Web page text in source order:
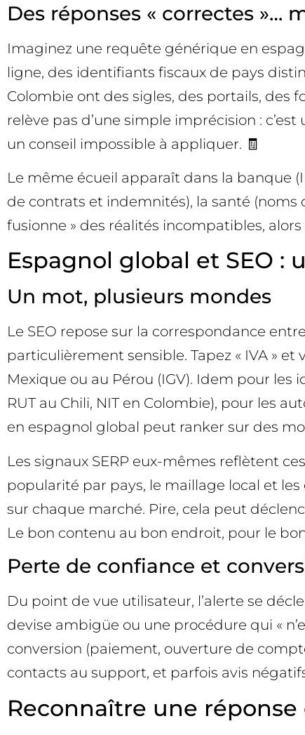
Des réponses « correctes »…
Imaginez une requête générique en
ligne, des identifiants fiscaux de pays
Colombie ont des sigles, des portails, des
relève pas d’une simple imprécision :
un conseil impossible à appliquer. 🧾
Le même écueil apparaît dans la banque
de contrats et indemnités), la santé (noms
fusionne » des réalités incompatibles,
Espagnol global et SEO :
Un mot, plusieurs mondes
Le SEO repose sur la correspondance
particulièrement sensible. Tapez « IVA »
Mexique ou au Pérou (IGV). Idem pour les
RUT au Chili, NIT en Colombie), pour les
en espagnol global peut ranker sur des
Les signaux SERP eux-mêmes reflètent
popularité par pays, le maillage local et
sur chaque marché. Pire, cela peut
Le bon contenu au bon endroit, pour le
Perte de confiance et
Du point de vue utilisateur, l’alerte se
devise ambigüe ou une procédure qui «
conversion (paiement, ouverture de
contacts au support, et parfois avis
Reconnaître une